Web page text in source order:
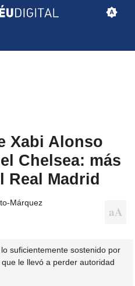
Xabi Alonso
Chelsea: más
Real Madrid
Márquez
suficientemente sostenido por
le llevó a perder autoridad